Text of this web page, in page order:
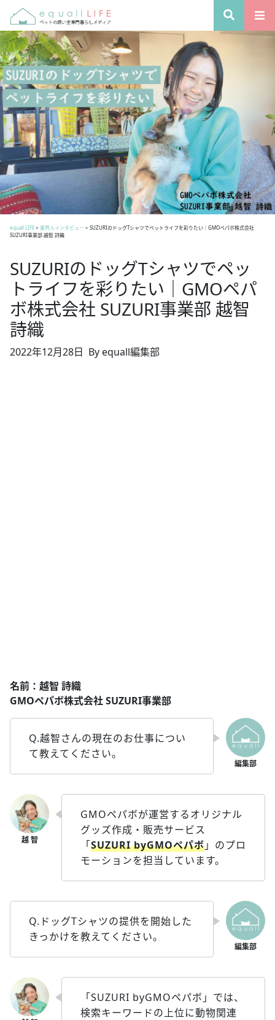
equall LIFE> 業界人インタビュー > SUZURIのドッグTシャツでペットライフを彩りたい｜GMOペパボ株式会社
SUZURI事業部 越智 詩織
SUZURIのドッグTシャツでペッ
トライフを彩りたい｜GMOペパ
ボ株式会社 SUZURI事業部 越智
詩織
2022年12月28日 By equall編集部
名前：越智 詩織
GMOペパボ株式会社 SUZURI事業部
Q.越智さんの現在のお仕事につい
て教えてください。
GMOペパボが運営するオリジナル
グッズ作成・販売サービス
「SUZURI byGMOペパボ」のプロ
モーションを担当しています。
Q.ドッグTシャツの提供を開始した
きっかけを教えてください。
「SUZURI byGMOペパボ」では、
検索キーワードの上位に動物関連